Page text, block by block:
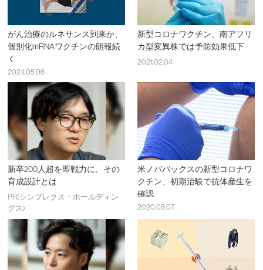
がん治療のルネサンス到来か、
個別化mRNAワクチンの朗報続
く
2024.05.06
新型コロナワクチン、南アフリ
カ型変異株では予防効果低下
2021.02.04
新卒200人超を即戦力に。その
育成設計とは
PR(シンプレクス・ホールディン
グス)
米ノババックスの新型コロナワ
クチン、初期治験で抗体産生を
確認
2020.08.07